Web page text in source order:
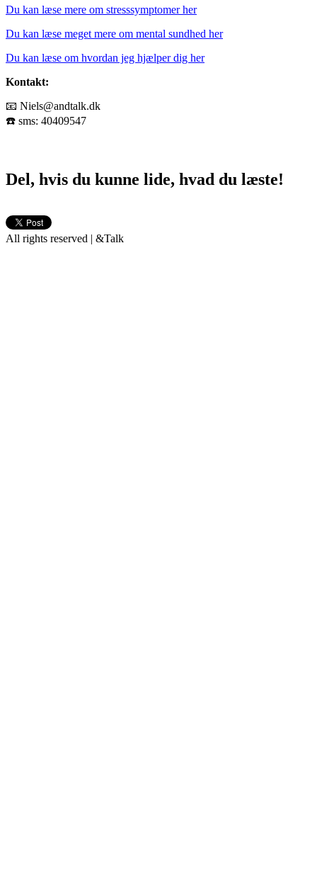
Du kan læse mere om stresssymptomer her
Du kan læse meget mere om mental sundhed her
Du kan læse om hvordan jeg hjælper dig her
Kontakt:
📧 Niels@andtalk.dk
☎️ sms: 40409547
Del, hvis du kunne lide, hvad du læste!
All rights reserved | &Talk